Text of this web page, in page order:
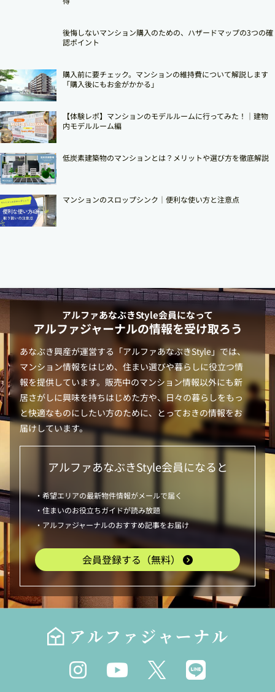
後悔しないマンション購入のための、ハザードマップの3つの確
認ポイント
購入前に要チェック。マンションの維持費について解説します
「購入後にもお金がかかる」
【体験レポ】マンションのモデルルームに行ってみた！｜建物
内モデルルーム編
低炭素建築物のマンションとは？メリットや選び方を徹底解説
マンションのスロップシンク│便利な使い方と注意点
アルファあなぶきStyle会員になって
アルファジャーナルの情報を受け取ろう
あなぶき興産が運営する「アルファあなぶきStyle」では、
マンション情報をはじめ、住まい選びや暮らしに役立つ情
報を提供しています。販売中のマンション情報以外にも新
居さがしに興味を持ちはじめた方や、日々の暮らしをもっ
と快適なものにしたい方のために、とっておきの情報をお
届けしています。
アルファあなぶきStyle会員になると
・希望エリアの最新物件情報がメールで届く
・住まいのお役立ちガイドが読み放題
・アルファジャーナルのおすすめ記事をお届け
会員登録する（無料）